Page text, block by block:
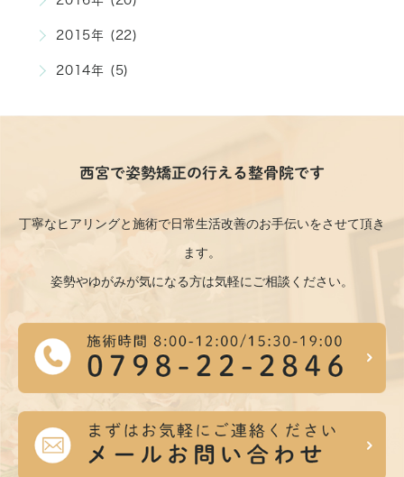
2015年 (22)
2014年 (5)
西宮で姿勢矯正の行える整骨院です
丁寧なヒアリングと施術で日常生活改善のお手伝いをさせて頂き
ます。
姿勢やゆがみが気になる方は気軽にご相談ください。